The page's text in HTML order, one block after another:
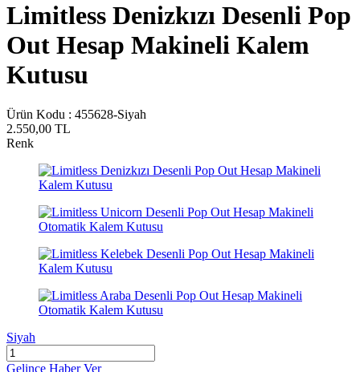
Limitless Denizkızı Desenli Pop
Out Hesap Makineli Kalem
Kutusu
Ürün Kodu : 455628-Siyah
2.550,00 TL
Renk
Siyah
Gelince Haber Ver